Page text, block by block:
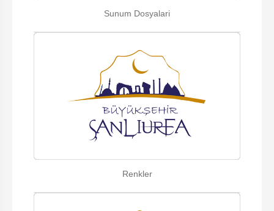
Sunum Dosyalari
Renkler